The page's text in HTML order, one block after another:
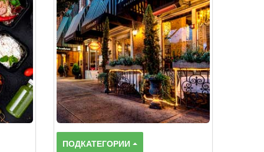
ПОДКАТЕГОРИИ